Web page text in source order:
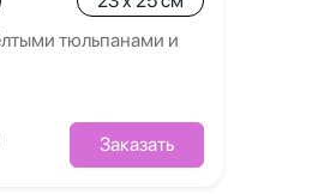
тюльпанами и
Заказать